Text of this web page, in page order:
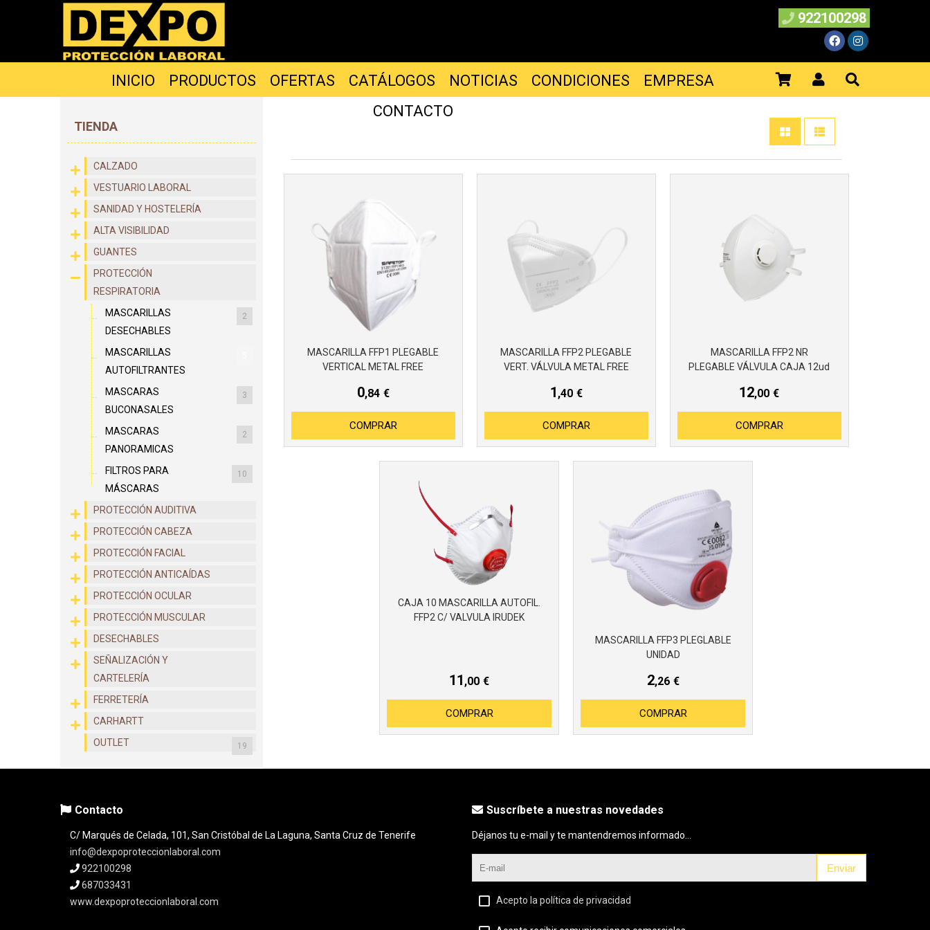
922100298
INICIO PRODUCTOS OFERTAS CATÁLOGOS NOTICIAS CONDICIONES
EMPRESA
CONTACTO
TIENDA
CALZADO
VESTUARIO LABORAL
SANIDAD Y HOSTELERÍA
ALTA VISIBILIDAD
GUANTES
PROTECCIÓN
RESPIRATORIA
MASCARILLAS
DESECHABLES
2
MASCARILLAS
AUTOFILTRANTES
MASCARAS
BUCONASALES
3
MASCARAS
PANORAMICAS
2
FILTROS PARA
MÁSCARAS
10
PROTECCIÓN AUDITIVA
PROTECCIÓN CABEZA
PROTECCIÓN FACIAL
PROTECCIÓN ANTICAÍDAS
PROTECCIÓN OCULAR
PROTECCIÓN MUSCULAR
DESECHABLES
SEÑALIZACIÓN Y
CARTELERÍA
FERRETERÍA
CARHARTT
OUTLET
19
MASCARILLA FFP1 PLEGABLE
VERTICAL METAL FREE
0,84 €
COMPRAR
MASCARILLA FFP2 PLEGABLE
VERT. VÁLVULA METAL FREE
1 ,40 €
COMPRAR
MASCARILLA FFP2 NR
PLEGABLE VÁLVULA CAJA 12ud
12,00 €
COMPRAR
CAJA 10 MASCARILLA AUTOFIL.
FFP2 C/ VALVULA IRUDEK
11 ,00 €
COMPRAR
MASCARILLA FFP3 PLEGLABLE
UNIDAD
2,26 €
COMPRAR
Contacto
C/ Marqués de Celada, 101, San Cristóbal de La Laguna, Santa Cruz de Tenerife
info@dexpoproteccionlaboral.com
922100298
687033431
www.dexpoproteccionlaboral.com
Suscríbete a nuestras novedades
Déjanos tu e-mail y te mantendremos informado...
Enviar
Acepto la política de privacidad